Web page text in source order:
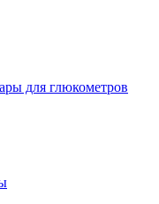
для глюкометров